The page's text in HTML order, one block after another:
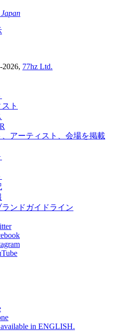
Japan
2026, 77hz Ltd.
ト
、アーティスト、会場を掲載
ランドガイドライン
in ENGLISH.